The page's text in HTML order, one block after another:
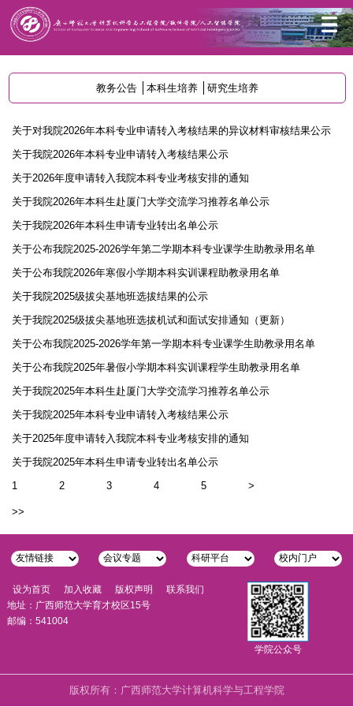
教务公告 本科生培养 研究生培养
关于对我院2026年本科专业申请转入考核结果的异议材料审核结果公示
关于我院2026年本科专业申请转入考核结果公示
关于2026年度申请转入我院本科专业考核安排的通知
关于我院2026年本科生赴厦门大学交流学习推荐名单公示
关于我院2026年本科生申请专业转出名单公示
关于公布我院2025-2026学年第二学期本科专业课学生助教录用名单
关于公布我院2026年寒假小学期本科实训课程助教录用名单
关于我院2025级拔尖基地班选拔结果的公示
关于我院2025级拔尖基地班选拔机试和面试安排通知（更新）
关于公布我院2025-2026学年第一学期本科专业课学生助教录用名单
关于公布我院2025年暑假小学期本科实训课程学生助教录用名单
关于我院2025年本科生赴厦门大学交流学习推荐名单公示
关于我院2025年本科专业申请转入考核结果公示
关于2025年度申请转入我院本科专业考核安排的通知
关于我院2025年本科生申请专业转出名单公示
1
2 3 4 5 >
>>
设为首页 加入收藏 版权声明
联系我们
地址：广西师范大学育才校区15号
邮编：541004
学院公众号
版权所有：广西师范大学计算机科学与工程学院